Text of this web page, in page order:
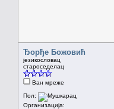
Ђорђе Божовић
језикословац
староседелац
Ван мреже
Пол:
Организација: